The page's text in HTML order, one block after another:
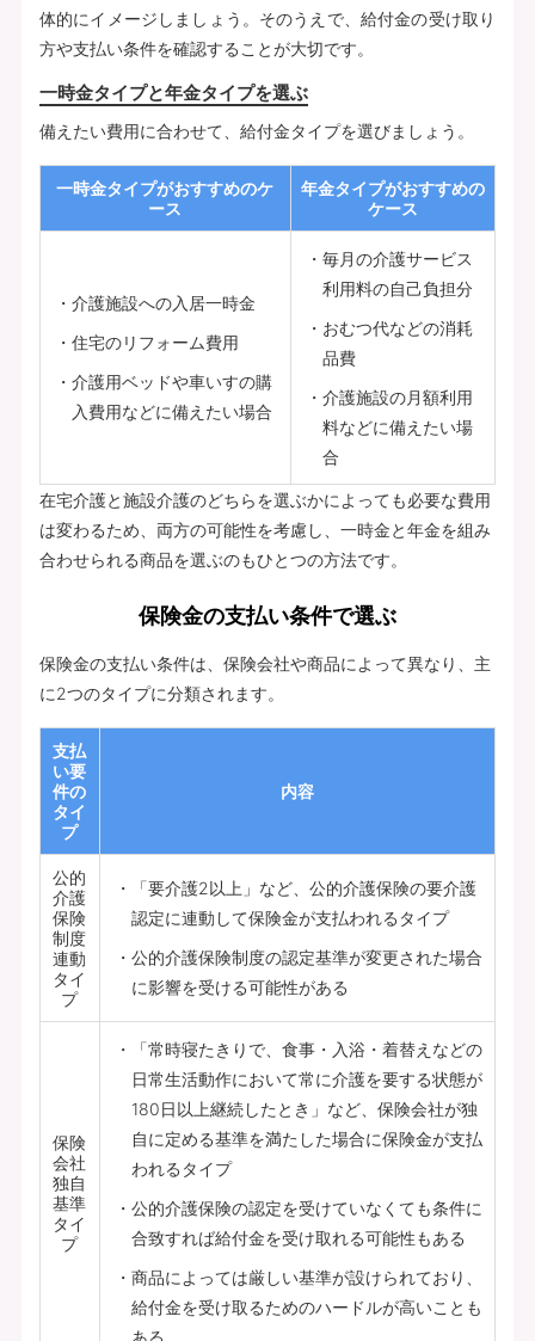
体的にイメージしましょう。そのうえで、給付金の受け取り
方や支払い条件を確認することが大切です。
一時金タイプと年金タイプを選ぶ
備えたい費用に合わせて、給付金タイプを選びましょう。
一時金タイプがおすすめのケ
ース
年金タイプがおすすめの
ケース
介護施設への入居一時金
住宅のリフォーム費用
介護用ベッドや車いすの購
入費用などに備えたい場合
毎月の介護サービス
利用料の自己負担分
おむつ代などの消耗
品費
介護施設の月額利用
料などに備えたい場
合
在宅介護と施設介護のどちらを選ぶかによっても必要な費用
は変わるため、両方の可能性を考慮し、一時金と年金を組み
合わせられる商品を選ぶのもひとつの方法です。
保険金の支払い条件で選ぶ
保険金の支払い条件は、保険会社や商品によって異なり、主
に2つのタイプに分類されます。
支払
い要
件の
タイ
プ
内容
公的
介護
保険
制度
連動
タイ
プ
「要介護2以上」など、公的介護保険の要介護
認定に連動して保険金が支払われるタイプ
公的介護保険制度の認定基準が変更された場合
に影響を受ける可能性がある
保険
会社
独自
基準
タイ
プ
「常時寝たきりで、食事・入浴・着替えなどの
日常生活動作において常に介護を要する状態が
180日以上継続したとき」など、保険会社が独
自に定める基準を満たした場合に保険金が支払
われるタイプ
公的介護保険の認定を受けていなくても条件に
合致すれば給付金を受け取れる可能性もある
商品によっては厳しい基準が設けられており、
給付金を受け取るためのハードルが高いことも
ある